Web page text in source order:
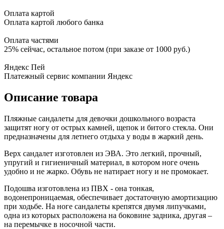
Оплата картой
Оплата картой любого банка
Оплата частями
25% сейчас, остальное потом (при заказе от 1000 руб.)
Яндекс Пей
Платежный сервис компании Яндекс
Описание товара
Пляжные сандалеты для девочки дошкольного возраста
защитят ногу от острых камней, щепок и битого стекла. Они
предназначены для летнего отдыха у воды в жаркий день.
Верх сандалет изготовлен из ЭВА. Это легкий, прочный,
упругий и гигиеничный материал, в котором ноге очень
удобно и не жарко. Обувь не натирает ногу и не промокает.
Подошва изготовлена из ПВХ - она тонкая,
водонепроницаемая, обеспечивает достаточную амортизацию
при ходьбе. На ноге сандалеты крепятся двумя липучками,
одна из которых расположена на боковине задника, другая –
на перемычке в носочной части.